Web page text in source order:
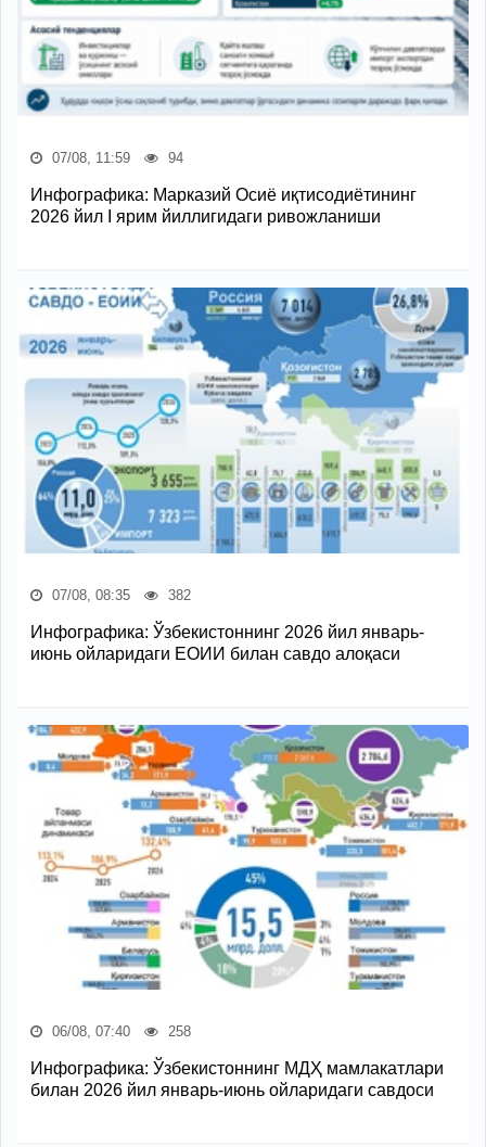
07/08, 11:59 94
Инфографика: Марказий Осиё иқтисодиётининг
2026 йил I ярим йиллигидаги ривожланиши
07/08, 08:35 382
Инфографика: Ўзбекистоннинг 2026 йил январь-
июнь ойларидаги ЕОИИ билан савдо алоқаси
06/08, 07:40 258
Инфографика: Ўзбекистоннинг МДҲ мамлакатлари
билан 2026 йил январь-июнь ойларидаги савдоси